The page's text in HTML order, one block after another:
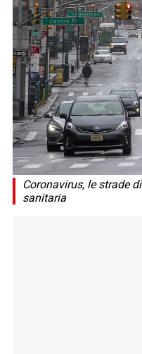
Coronavirus, le strade
sanitaria